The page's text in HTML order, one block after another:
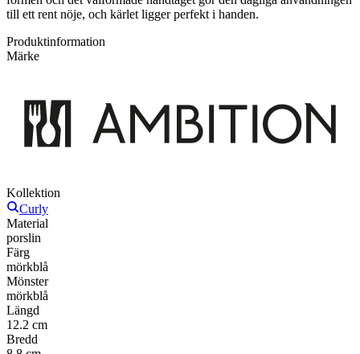
till ett rent nöje, och kärlet ligger perfekt i handen.
Produktinformation
Märke
Kollektion
Curly
Material
porslin
Färg
mörkblå
Mönster
mörkblå
Längd
12.2 cm
Bredd